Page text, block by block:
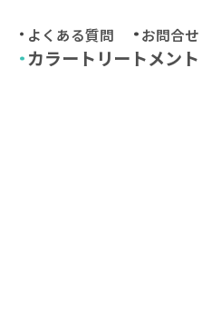
よくある質問 お問合せ
カラートリートメント